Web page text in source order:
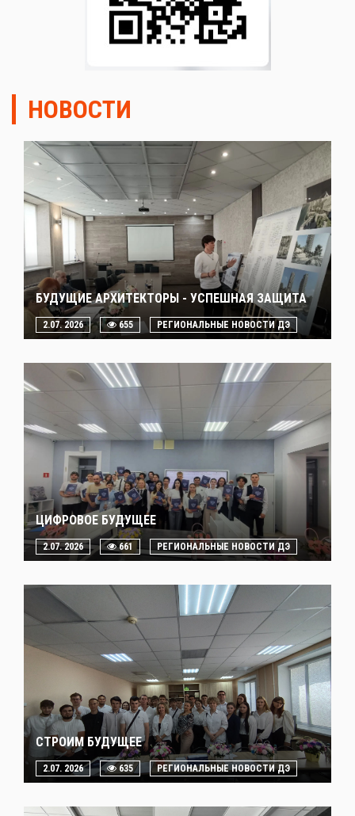
НОВОСТИ
БУДУЩИЕ АРХИТЕКТОРЫ - УСПЕШНАЯ ЗАЩИТА
2.07. 2026 655 РЕГИОНАЛЬНЫЕ НОВОСТИ ДЭ
ЦИФРОВОЕ БУДУЩЕЕ
2.07. 2026 661 РЕГИОНАЛЬНЫЕ НОВОСТИ ДЭ
СТРОИМ БУДУЩЕЕ
2.07. 2026 635 РЕГИОНАЛЬНЫЕ НОВОСТИ ДЭ